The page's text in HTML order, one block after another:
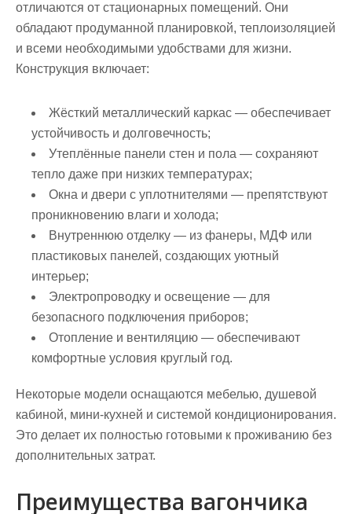
отличаются от стационарных помещений. Они
обладают продуманной планировкой, теплоизоляцией
и всеми необходимыми удобствами для жизни.
Конструкция включает:
Жёсткий металлический каркас — обеспечивает
устойчивость и долговечность;
Утеплённые панели стен и пола — сохраняют
тепло даже при низких температурах;
Окна и двери с уплотнителями — препятствуют
проникновению влаги и холода;
Внутреннюю отделку — из фанеры, МДФ или
пластиковых панелей, создающих уютный
интерьер;
Электропроводку и освещение — для
безопасного подключения приборов;
Отопление и вентиляцию — обеспечивают
комфортные условия круглый год.
Некоторые модели оснащаются мебелью, душевой
кабиной, мини-кухней и системой кондиционирования.
Это делает их полностью готовыми к проживанию без
дополнительных затрат.
Преимущества вагончика